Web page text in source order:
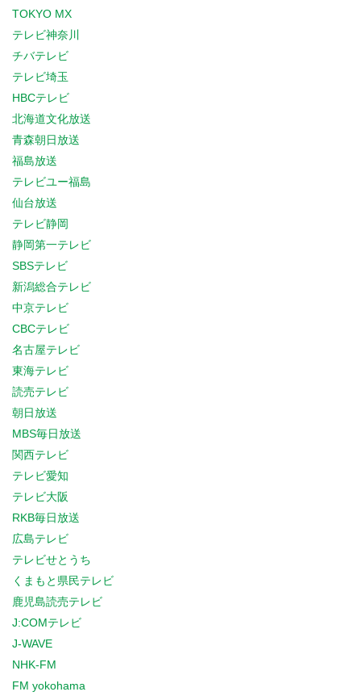
TOKYO MX
テレビ神奈川
チバテレビ
テレビ埼玉
HBCテレビ
北海道文化放送
青森朝日放送
福島放送
テレビユー福島
仙台放送
テレビ静岡
静岡第一テレビ
SBSテレビ
新潟総合テレビ
中京テレビ
CBCテレビ
名古屋テレビ
東海テレビ
読売テレビ
朝日放送
MBS毎日放送
関西テレビ
テレビ愛知
テレビ大阪
RKB毎日放送
広島テレビ
テレビせとうち
くまもと県民テレビ
鹿児島読売テレビ
J:COMテレビ
J-WAVE
NHK-FM
FM yokohama